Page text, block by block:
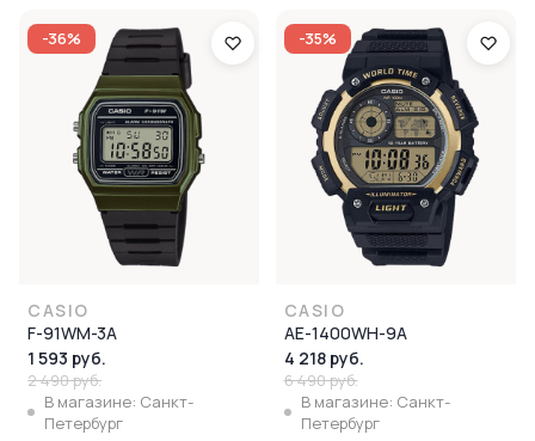
-36%
CASIO
F-91WM-3A
1 593 руб.
2 490 руб.
В магазине: Санкт-
Петербург
-35%
CASIO
AE-1400WH-9A
4 218 руб.
6 490 руб.
В магазине: Санкт-
Петербург